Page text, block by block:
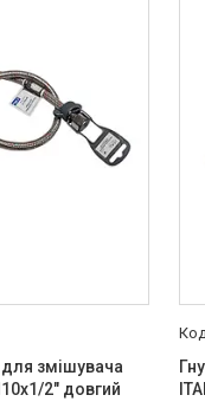
змішувача
2" довгий